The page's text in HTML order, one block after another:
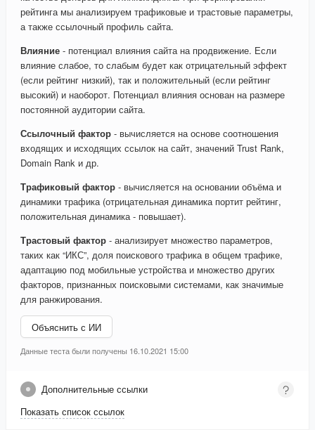
рейтинга мы анализируем трафиковые и трастовые параметры,
а также ссылочный профиль сайта.
Влияние - потенциал влияния сайта на продвижение. Если
влияние слабое, то слабым будет как отрицательный эффект
(если рейтинг низкий), так и положительный (если рейтинг
высокий) и наоборот. Потенциал влияния основан на размере
постоянной аудитории сайта.
Ссылочный фактор - вычисляется на основе соотношения
входящих и исходящих ссылок на сайт, значений Trust Rank,
Domain Rank и др.
Трафиковый фактор - вычисляется на основании объёма и
динамики трафика (отрицательная динамика портит рейтинг,
положительная динамика - повышает).
Трастовый фактор - анализирует множество параметров,
таких как “ИКС”, доля поискового трафика в общем трафике,
адаптацию под мобильные устройства и множество других
факторов, признанных поисковыми системами, как значимые
для ранжирования.
Объяснить с ИИ
Данные теста были получены 16.10.2021 15:00
Дополнительные ссылки
Показать список ссылок